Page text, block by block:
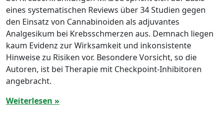
eines systematischen Reviews über 34 Studien gegen
den Einsatz von Cannabinoiden als adjuvantes
Analgesikum bei Krebsschmerzen aus. Demnach liegen
kaum Evidenz zur Wirksamkeit und inkonsistente
Hinweise zu Risiken vor. Besondere Vorsicht, so die
Autoren, ist bei Therapie mit Checkpoint-Inhibitoren
angebracht.
Weiterlesen »